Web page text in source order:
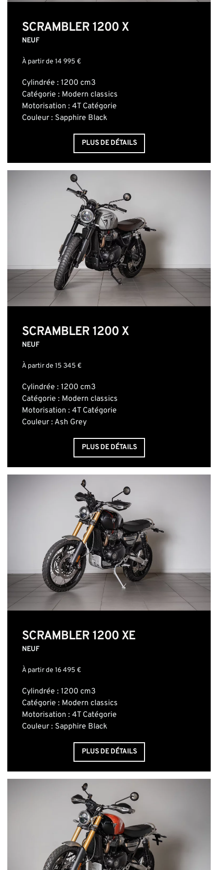
SCRAMBLER 1200 X
NEUF
À partir de 14 995 €
Cylindrée : 1200 cm3
Catégorie : Modern classics
Motorisation : 4T Catégorie
Couleur : Sapphire Black
PLUS DE DÉTAILS
SCRAMBLER 1200 X
NEUF
À partir de 15 345 €
Cylindrée : 1200 cm3
Catégorie : Modern classics
Motorisation : 4T Catégorie
Couleur : Ash Grey
PLUS DE DÉTAILS
SCRAMBLER 1200 XE
NEUF
À partir de 16 495 €
Cylindrée : 1200 cm3
Catégorie : Modern classics
Motorisation : 4T Catégorie
Couleur : Sapphire Black
PLUS DE DÉTAILS